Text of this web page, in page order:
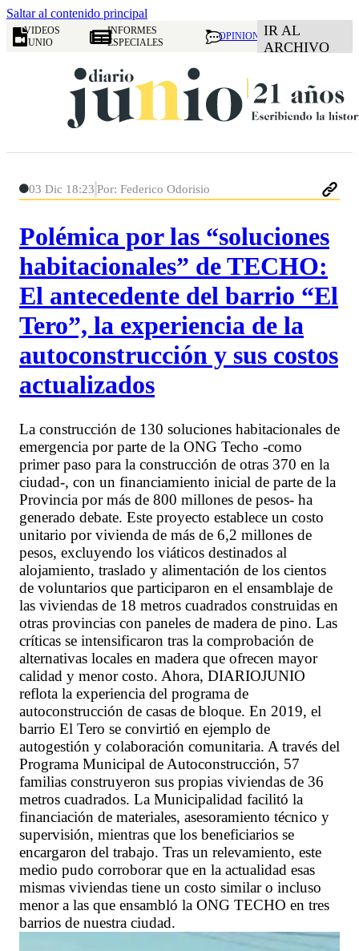
Saltar al contenido principal
VIDEOS
JUNIO
INFORMES
ESPECIALES
OPINION IR AL
ARCHIVO
03 Dic 18:23 Por: Federico Odorisio
Polémica por las “soluciones
habitacionales” de TECHO:
El antecedente del barrio “El
Tero”, la experiencia de la
autoconstrucción y sus costos
actualizados
La construcción de 130 soluciones habitacionales de
emergencia por parte de la ONG Techo -como
primer paso para la construcción de otras 370 en la
ciudad-, con un financiamiento inicial de parte de la
Provincia por más de 800 millones de pesos- ha
generado debate. Este proyecto establece un costo
unitario por vivienda de más de 6,2 millones de
pesos, excluyendo los viáticos destinados al
alojamiento, traslado y alimentación de los cientos
de voluntarios que participaron en el ensamblaje de
las viviendas de 18 metros cuadrados construidas en
otras provincias con paneles de madera de pino. Las
críticas se intensificaron tras la comprobación de
alternativas locales en madera que ofrecen mayor
calidad y menor costo. Ahora, DIARIOJUNIO
reflota la experiencia del programa de
autoconstrucción de casas de bloque. En 2019, el
barrio El Tero se convirtió en ejemplo de
autogestión y colaboración comunitaria. A través del
Programa Municipal de Autoconstrucción, 57
familias construyeron sus propias viviendas de 36
metros cuadrados. La Municipalidad facilitó la
financiación de materiales, asesoramiento técnico y
supervisión, mientras que los beneficiarios se
encargaron del trabajo. Tras un relevamiento, este
medio pudo corroborar que en la actualidad esas
mismas viviendas tiene un costo similar o incluso
menor a las que ensambló la ONG TECHO en tres
barrios de nuestra ciudad.